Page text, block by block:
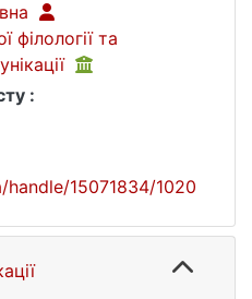
філології та
:
15071834/1020